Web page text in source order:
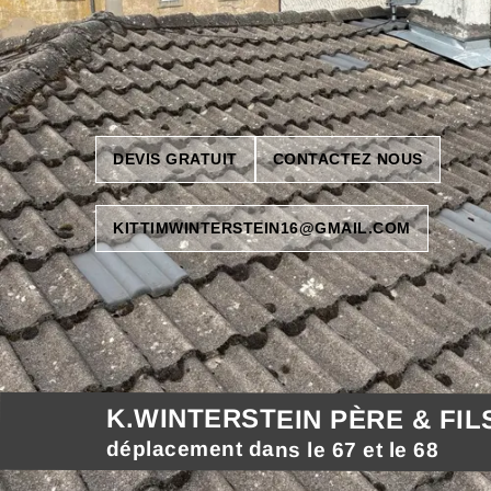
DEVIS GRATUIT CONTACTEZ NOUS
KITTIMWINTERSTEIN16@GMAIL.COM
K.WINTERSTEIN PÈRE &
déplacement dans le 67 et le 68